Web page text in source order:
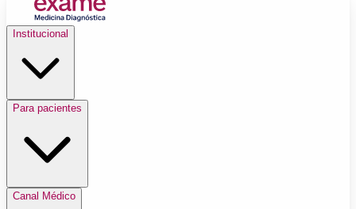
Institucional
Para pacientes
Canal Médico